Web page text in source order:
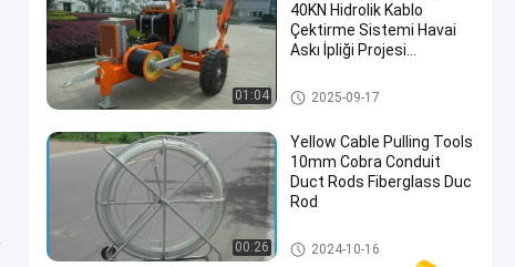
01:04
40KN Hidrolik Kablo
Çektirme Sistemi Havai
Askı İpliği Projesi
Kablo Çekme Aletleri
2025-09-17
00:26
Yellow Cable Pulling Tools
10mm Cobra Conduit
Duct Rods Fiberglass Duc
Rod
Kablo Çekme Aletleri
2024-10-16